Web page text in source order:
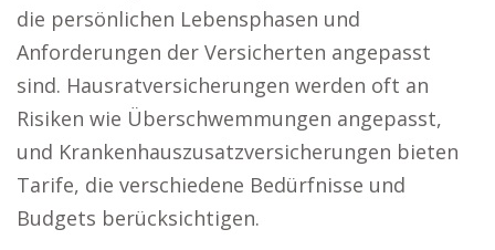
die persönlichen Lebensphasen und
Anforderungen der Versicherten angepasst
sind. Hausratversicherungen werden oft an
Risiken wie Überschwemmungen angepasst,
und Krankenhauszusatzversicherungen bieten
Tarife, die verschiedene Bedürfnisse und
Budgets berücksichtigen.